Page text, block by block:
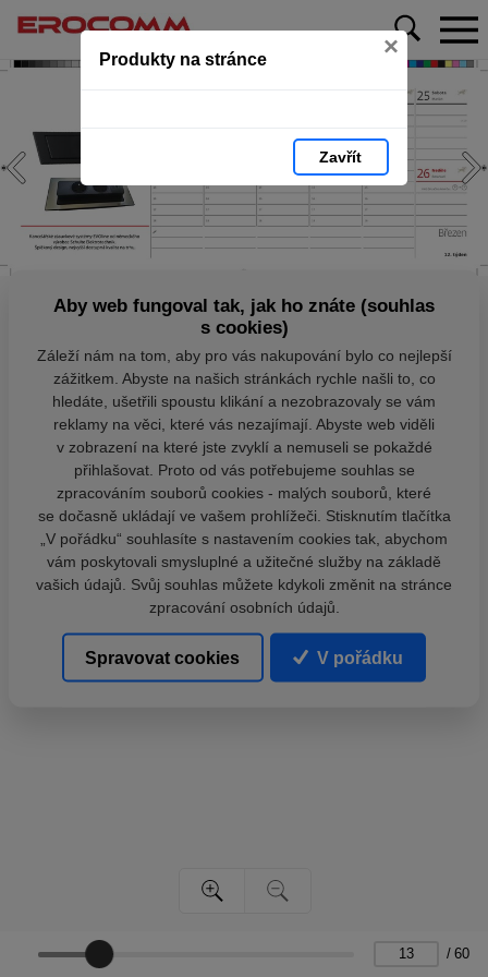
Produkty na stránce ×
Zavřít
/ 60
Aby web fungoval tak, jak ho znáte (souhlas
s cookies)
Záleží nám na tom, aby pro vás nakupování bylo co nejlepší
zážitkem. Abyste na našich stránkách rychle našli to, co
hledáte, ušetřili spoustu klikání a nezobrazovaly se vám
reklamy na věci, které vás nezajímají. Abyste web viděli
v zobrazení na které jste zvyklí a nemuseli se pokaždé
přihlašovat. Proto od vás potřebujeme souhlas se
zpracováním souborů cookies - malých souborů, které
se dočasně ukládají ve vašem prohlížeči. Stisknutím tlačítka
„V pořádku“ souhlasíte s nastavením cookies tak, abychom
vám poskytovali smysluplné a užitečné služby na základě
vašich údajů. Svůj souhlas můžete kdykoli změnit na stránce
zpracování osobních údajů.
Spravovat cookies V pořádku